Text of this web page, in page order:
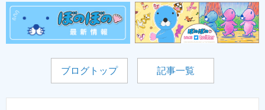
ブログトップ 記事一覧